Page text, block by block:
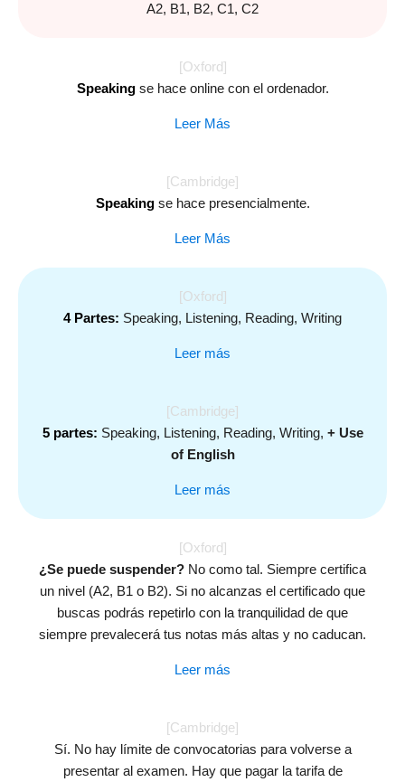
A2, B1, B2, C1, C2
[Oxford]
Speakingse hace online con el ordenador.
Leer Más
[Cambridge]
Speakingse hace presencialmente.
Leer Más
[Oxford]
4 Partes: Speaking, Listening, Reading, Writing
Leer más
[Cambridge]
5 partes: Speaking, Listening, Reading, Writing, + Use
of English
Leer más
[Oxford]
¿Se puede suspender? No como tal. Siempre certifica
un nivel (A2, B1 o B2). Si no alcanzas el certificado que
buscas podrás repetirlo con la tranquilidad de que
siempre prevalecerá tus notas más altas y no caducan.
Leer más
[Cambridge]
Sí. No hay límite de convocatorias para volverse a
presentar al examen. Hay que pagar la tarifa de